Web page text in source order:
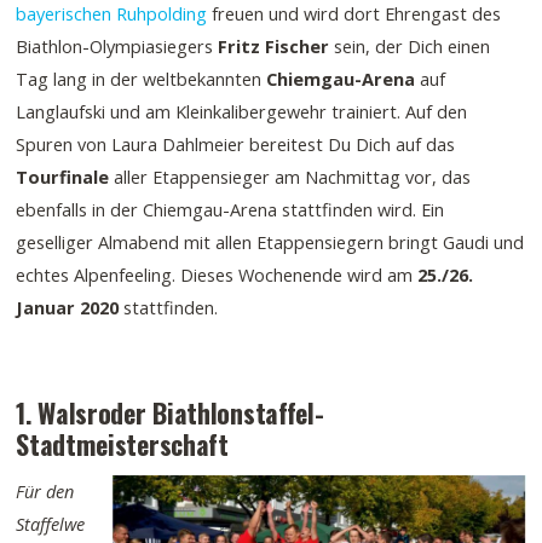
bayerischen Ruhpolding freuen und wird dort Ehrengast des
Biathlon-Olympiasiegers Fritz Fischer sein, der Dich einen
Tag lang in der weltbekannten Chiemgau-Arena auf
Langlaufski und am Kleinkalibergewehr trainiert. Auf den
Spuren von Laura Dahlmeier bereitest Du Dich auf das
Tourfinale aller Etappensieger am Nachmittag vor, das
ebenfalls in der Chiemgau-Arena stattfinden wird. Ein
geselliger Almabend mit allen Etappensiegern bringt Gaudi und
echtes Alpenfeeling. Dieses Wochenende wird am 25./26.
Januar 2020stattfinden.
1. Walsroder Biathlonstaffel-
Stadtmeisterschaft
Für den
Staffelwe